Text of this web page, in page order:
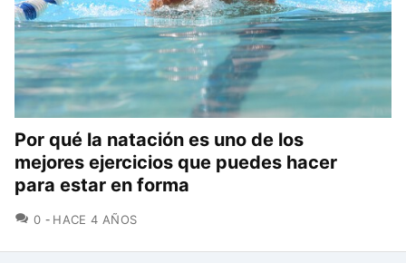
Por qué la natación es uno de los
mejores ejercicios que puedes hacer
para estar en forma
0 COMENTARIOS
HACE 4 AÑOS